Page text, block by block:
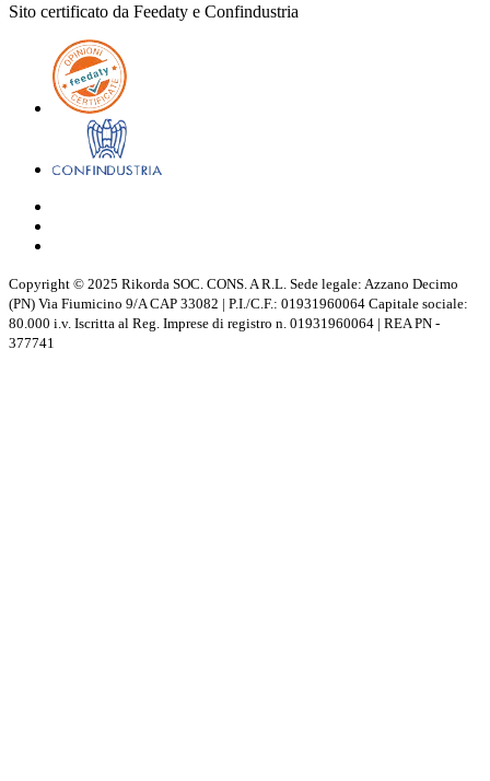
Sito certificato da Feedaty e Confindustria
Copyright © 2025 Rikorda SOC. CONS. A R.L. Sede legale: Azzano Decimo
(PN) Via Fiumicino 9/A CAP 33082 | P.I./C.F.: 01931960064 Capitale sociale:
80.000 i.v. Iscritta al Reg. Imprese di registro n. 01931960064 | REA PN -
377741